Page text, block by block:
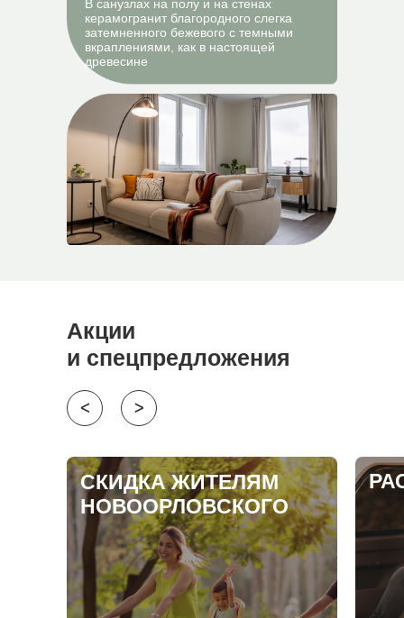
В санузлах на полу и на стенах
керамогранит благородного слегка
затемненного бежевого с темными
вкраплениями, как в настоящей
древесине
Акции
и спецпредложения
ᐳ
ᐸ
СКИДКА ЖИТЕЛЯМ
НОВООРЛОВСКОГО